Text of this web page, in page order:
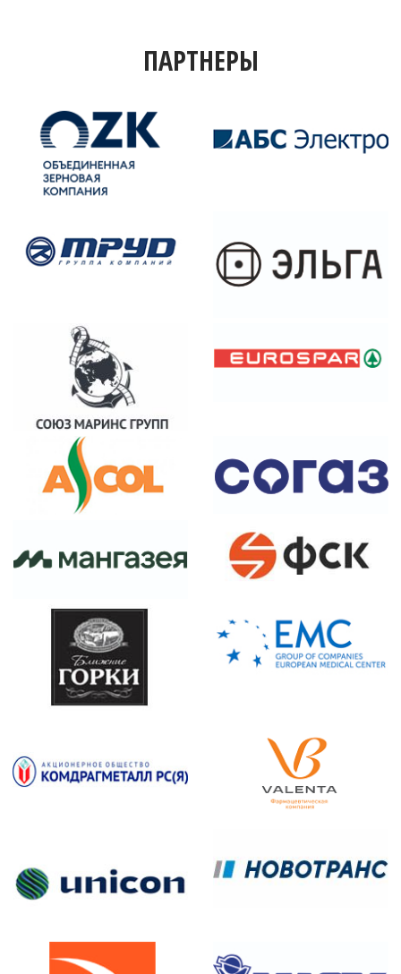
ПАРТНЕРЫ